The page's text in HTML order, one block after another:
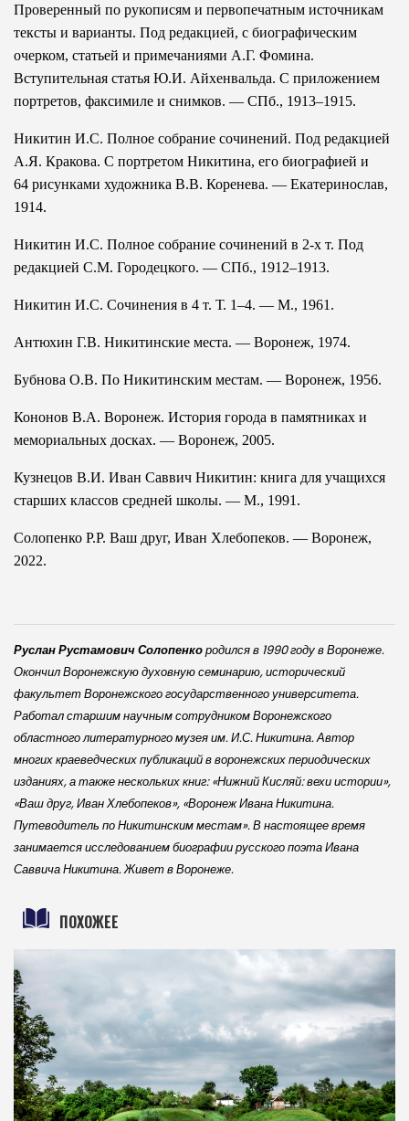
Проверенный по рукописям и первопечатным источникам
тексты и варианты. Под редакцией, с биографическим
очерком, статьей и примечаниями А.Г. Фомина.
Вступительная статья Ю.И. Айхенвальда. С приложением
портретов, факсимиле и снимков. — СПб., 1913–1915.
Никитин И.С. Полное собрание сочинений. Под редакцией
А.Я. Кракова. С портретом Никитина, его биографией и
64 рисунками художника В.В. Коренева. — Екатеринослав,
1914.
Никитин И.С. Полное собрание сочинений в 2-х т. Под
редакцией С.М. Городецкого. — СПб., 1912–1913.
Никитин И.С. Сочинения в 4 т. Т. 1–4. — М., 1961.
Антюхин Г.В. Никитинские места. — Воронеж, 1974.
Бубнова О.В. По Никитинским местам. — Воронеж, 1956.
Кононов В.А. Воронеж. История города в памятниках и
мемориальных досках. — Воронеж, 2005.
Кузнецов В.И. Иван Саввич Никитин: книга для учащихся
старших классов средней школы. — М., 1991.
Солопенко Р.Р. Ваш друг, Иван Хлебопеков. — Воронеж,
2022.
Руслан Рустамович Солопенкородился в 1990 году в Воронеже.
Окончил Воронежскую духовную семинарию, исторический
факультет Воронежского государственного университета.
Работал старшим научным сотрудником Воронежского
областного литературного музея им. И.С. Никитина. Автор
многих краеведческих публикаций в воронежских периодических
изданиях, а также нескольких книг: «Нижний Кисляй: вехи истории»,
«Ваш друг, Иван Хлебопеков», «Воронеж Ивана Никитина.
Путеводитель по Никитинским местам». В настоящее время
занимается исследованием биографии русского поэта Ивана
Саввича Никитина. Живет в Воронеже.
ПОХОЖЕЕ